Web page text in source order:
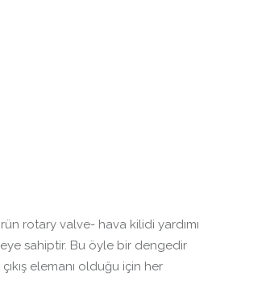
rotary valve- hava kilidi yardımı
sahiptir. Bu öyle bir dengedir
elemanı olduğu için her